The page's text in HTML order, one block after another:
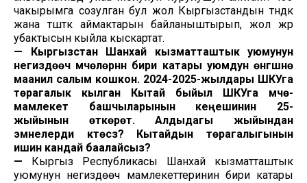
чакырымга созулган бул жол Кыргызстандын түндүк
жана түштүк аймактарын байланыштырып, жол жүрүү
убактысын кыйла кыскартат.
—
Кыргызстан Шанхай кызматташтык уюмунун
негиздөөчү мүчөлөрүнүн бири катары уюмдун өнүгүшүнө
маанилүү салым кошкон. 2024-2025-жылдары ШКУга
төрагалык кылган Кытай быйыл ШКУга мүчө-
мамлекет башчыларынын кеңешинин 25-
жыйынын өткөрөт. Алдыдагы жыйындан
эмнелерди күтөсүз? Кытайдын төрагалыгынын
ишин кандай баалайсыз?
— Кыргыз Республикасы Шанхай кызматташтык
уюмунун негиздөөчү мамлекеттеринин бири катары